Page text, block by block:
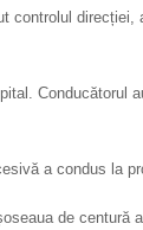
controlul
Conducătorul
a condus la
de